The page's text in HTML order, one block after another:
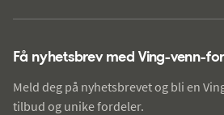
Få nyhetsbrev med Ving-venn-
Meld deg på nyhetsbrevet og bli en
tilbud og unike fordeler.